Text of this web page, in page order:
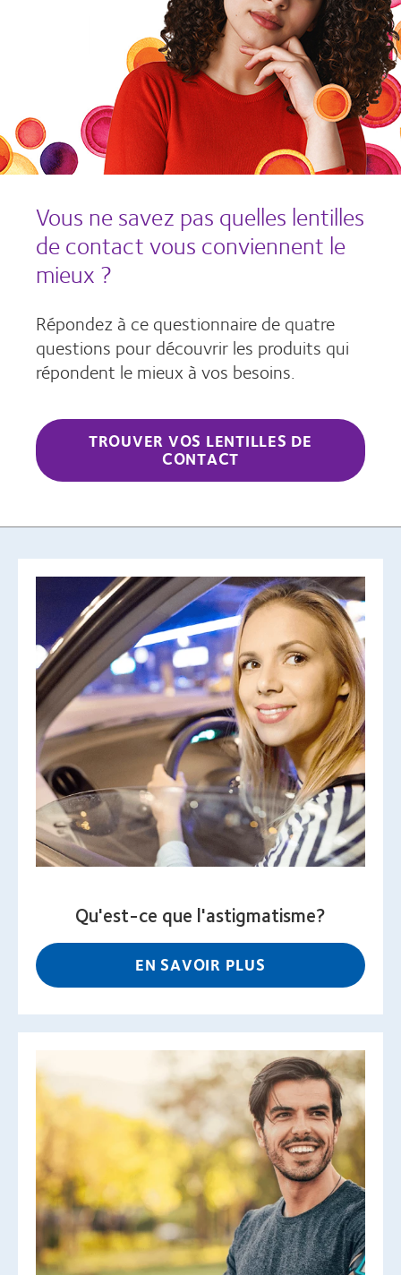
Vous ne savez pas quelles lentilles
de contact vous conviennent le
mieux ?
Répondez à ce questionnaire de quatre
questions pour découvrir les produits qui
répondent le mieux à vos besoins.
TROUVER VOS LENTILLES DE
CONTACT
Qu'est-ce que l'astigmatisme?
EN SAVOIR PLUS